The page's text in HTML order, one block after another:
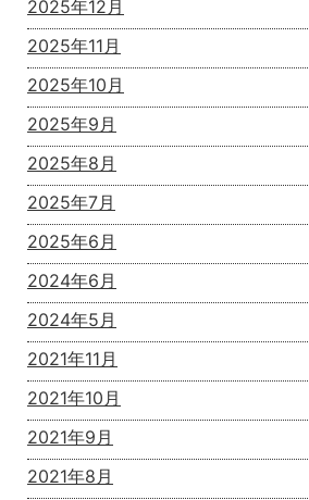
2025年12月
2025年11月
2025年10月
2025年9月
2025年8月
2025年7月
2025年6月
2024年6月
2024年5月
2021年11月
2021年10月
2021年9月
2021年8月